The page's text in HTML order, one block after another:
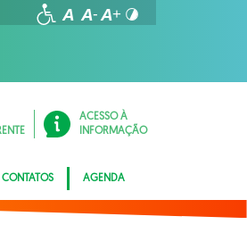
ACESSO À
INFORMAÇÃO
CONTATOS AGENDA